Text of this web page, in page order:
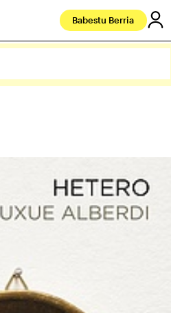
Babestu Berria